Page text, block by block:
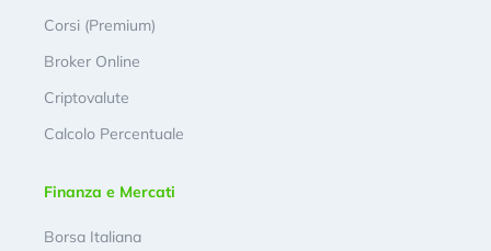
Corsi (Premium)
Broker Online
Criptovalute
Calcolo Percentuale
Finanza e Mercati
Borsa Italiana